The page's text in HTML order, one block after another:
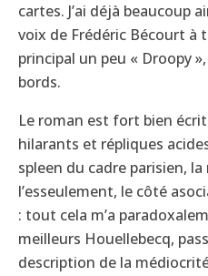
cartes. J’ai déjà beaucoup
voix de Frédéric Bécourt à
principal un peu « Droopy
bords.
Le roman est fort bien
hilarants et répliques
spleen du cadre parisien,
l’esseulement, le côté
: tout cela m’a
meilleurs Houellebecq,
description de la